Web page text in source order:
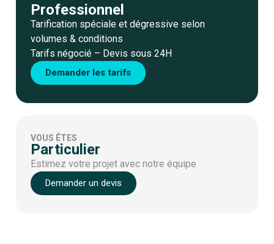
Professionnel
Tarification spéciale et dégressive selon
volumes & conditions
Tarifs négocié – Devis sous 24H
Demander les tarifs
VOUS ÊTES
Particulier
Estimez votre projet avec notre équipe
Demander un devis